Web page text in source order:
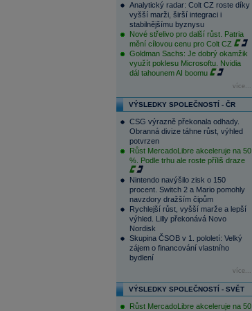
Analytický radar: Colt CZ roste díky
vyšší marži, širší integraci i
stabilnějšímu byznysu
Nové střelivo pro další růst. Patria
mění cílovou cenu pro Colt CZ
Goldman Sachs: Je dobrý okamžik
využít poklesu Microsoftu. Nvidia
dál tahounem AI boomu
více...
VÝSLEDKY SPOLEČNOSTÍ - ČR
CSG výrazně překonala odhady.
Obranná divize táhne růst, výhled
potvrzen
Růst MercadoLibre akceleruje na 50
%. Podle trhu ale roste příliš draze
Nintendo navýšilo zisk o 150
procent. Switch 2 a Mario pomohly
navzdory dražším čipům
Rychlejší růst, vyšší marže a lepší
výhled. Lilly překonává Novo
Nordisk
Skupina ČSOB v 1. pololetí: Velký
zájem o financování vlastního
bydlení
více...
VÝSLEDKY SPOLEČNOSTÍ - SVĚT
Růst MercadoLibre akceleruje na 50